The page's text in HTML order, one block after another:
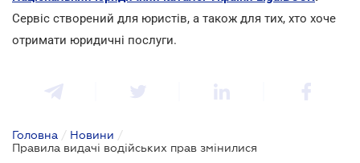
Сервіс створений для юристів, а також для тих, хто хоче
отримати юридичні послуги.
Головна / Новини /
Правила видачі водійських прав змінилися